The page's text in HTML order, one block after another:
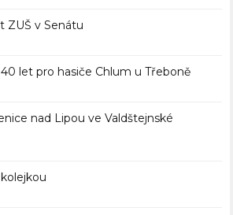
ZUŠ v Senátu
let pro hasiče Chlum u Třeboně
nad Lipou ve Valdštejnské